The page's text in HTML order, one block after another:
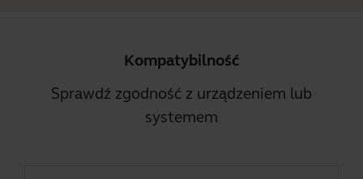
Kompatybilność
Sprawdź zgodność z urządzeniem lub
systemem